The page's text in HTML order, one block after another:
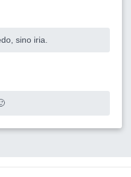
sino iria.